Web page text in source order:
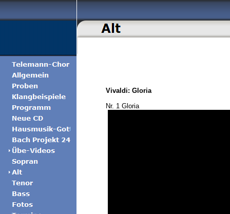
Vivaldi: Gloria
Nr. 1 Gloria